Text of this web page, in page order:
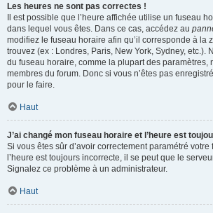
Les heures ne sont pas correctes !
Il est possible que l’heure affichée utilise un fuseau
dans lequel vous êtes. Dans ce cas, accédez au
modifiez le fuseau horaire afin qu’il corresponde à la
trouvez (ex : Londres, Paris, New York, Sydney, etc.).
du fuseau horaire, comme la plupart des paramètres,
membres du forum. Donc si vous n’êtes pas
pour le faire.
Haut
J’ai changé mon fuseau horaire et l’heure est
Si vous êtes sûr d’avoir correctement paramétré
l’heure est toujours incorrecte, il se peut que le
Signalez ce problème à un administrateur.
Haut